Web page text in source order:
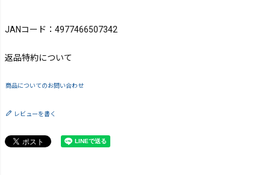
JANコード：4977466507342
返品特約について
商品についてのお問い合わせ
レビューを書く